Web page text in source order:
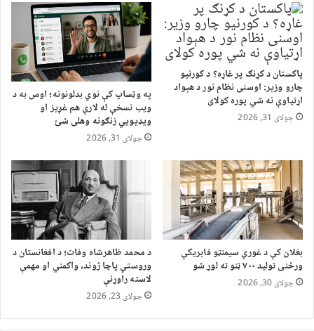
پاکستان د کړنګ پر غاړه؟ د کورنیو
چارو وزیر: اوسنی نظام نور د هېواد
اړتیاوې نه شي پوره کولای
جولای 31, 2026
په وټساپ کې نوي بدلونونه؛ اوس به د
ویب نسخې له لارې هم غږیز او
ویډیويي زنګونه وهلی شئ
جولای 31, 2026
بغلان کې د غوري سیمنټو فابریکې
ورځنی تولید ۷۰۰ ټنو ته لوړ شو
جولای 30, 2026
د محمد ظاهرشاه وفات؛ د افغانستان د
وروستي پاچا ژوند، واکمني او مهمې
لاسته راوړنې
جولای 23, 2026